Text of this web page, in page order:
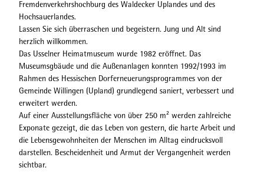
© Usselner Geschichts- und Heimatverein e. V. | CC-BY-SA
Fremdenverkehrshochburg des Waldecker Uplandes und des
Hochsauerlandes.
Lassen Sie sich überraschen und begeistern. Jung und Alt sind
herzlich willkommen.
Das Usselner Heimatmuseum wurde 1982 eröffnet. Das
Museumsgbäude und die Außenanlagen konnten 1992/1993 im
Rahmen des Hessischen Dorferneuerungsprogrammes von der
Gemeinde Willingen (Upland) grundlegend saniert, verbessert und
erweitert werden.
Auf einer Ausstellungsfläche von über 250 m² werden zahlreiche
Exponate gezeigt, die das Leben von gestern, die harte Arbeit und
die Lebensgewohnheiten der Menschen im Alltag eindrucksvoll
darstellen. Bescheidenheit und Armut der Vergangenheit werden
sichtbar.